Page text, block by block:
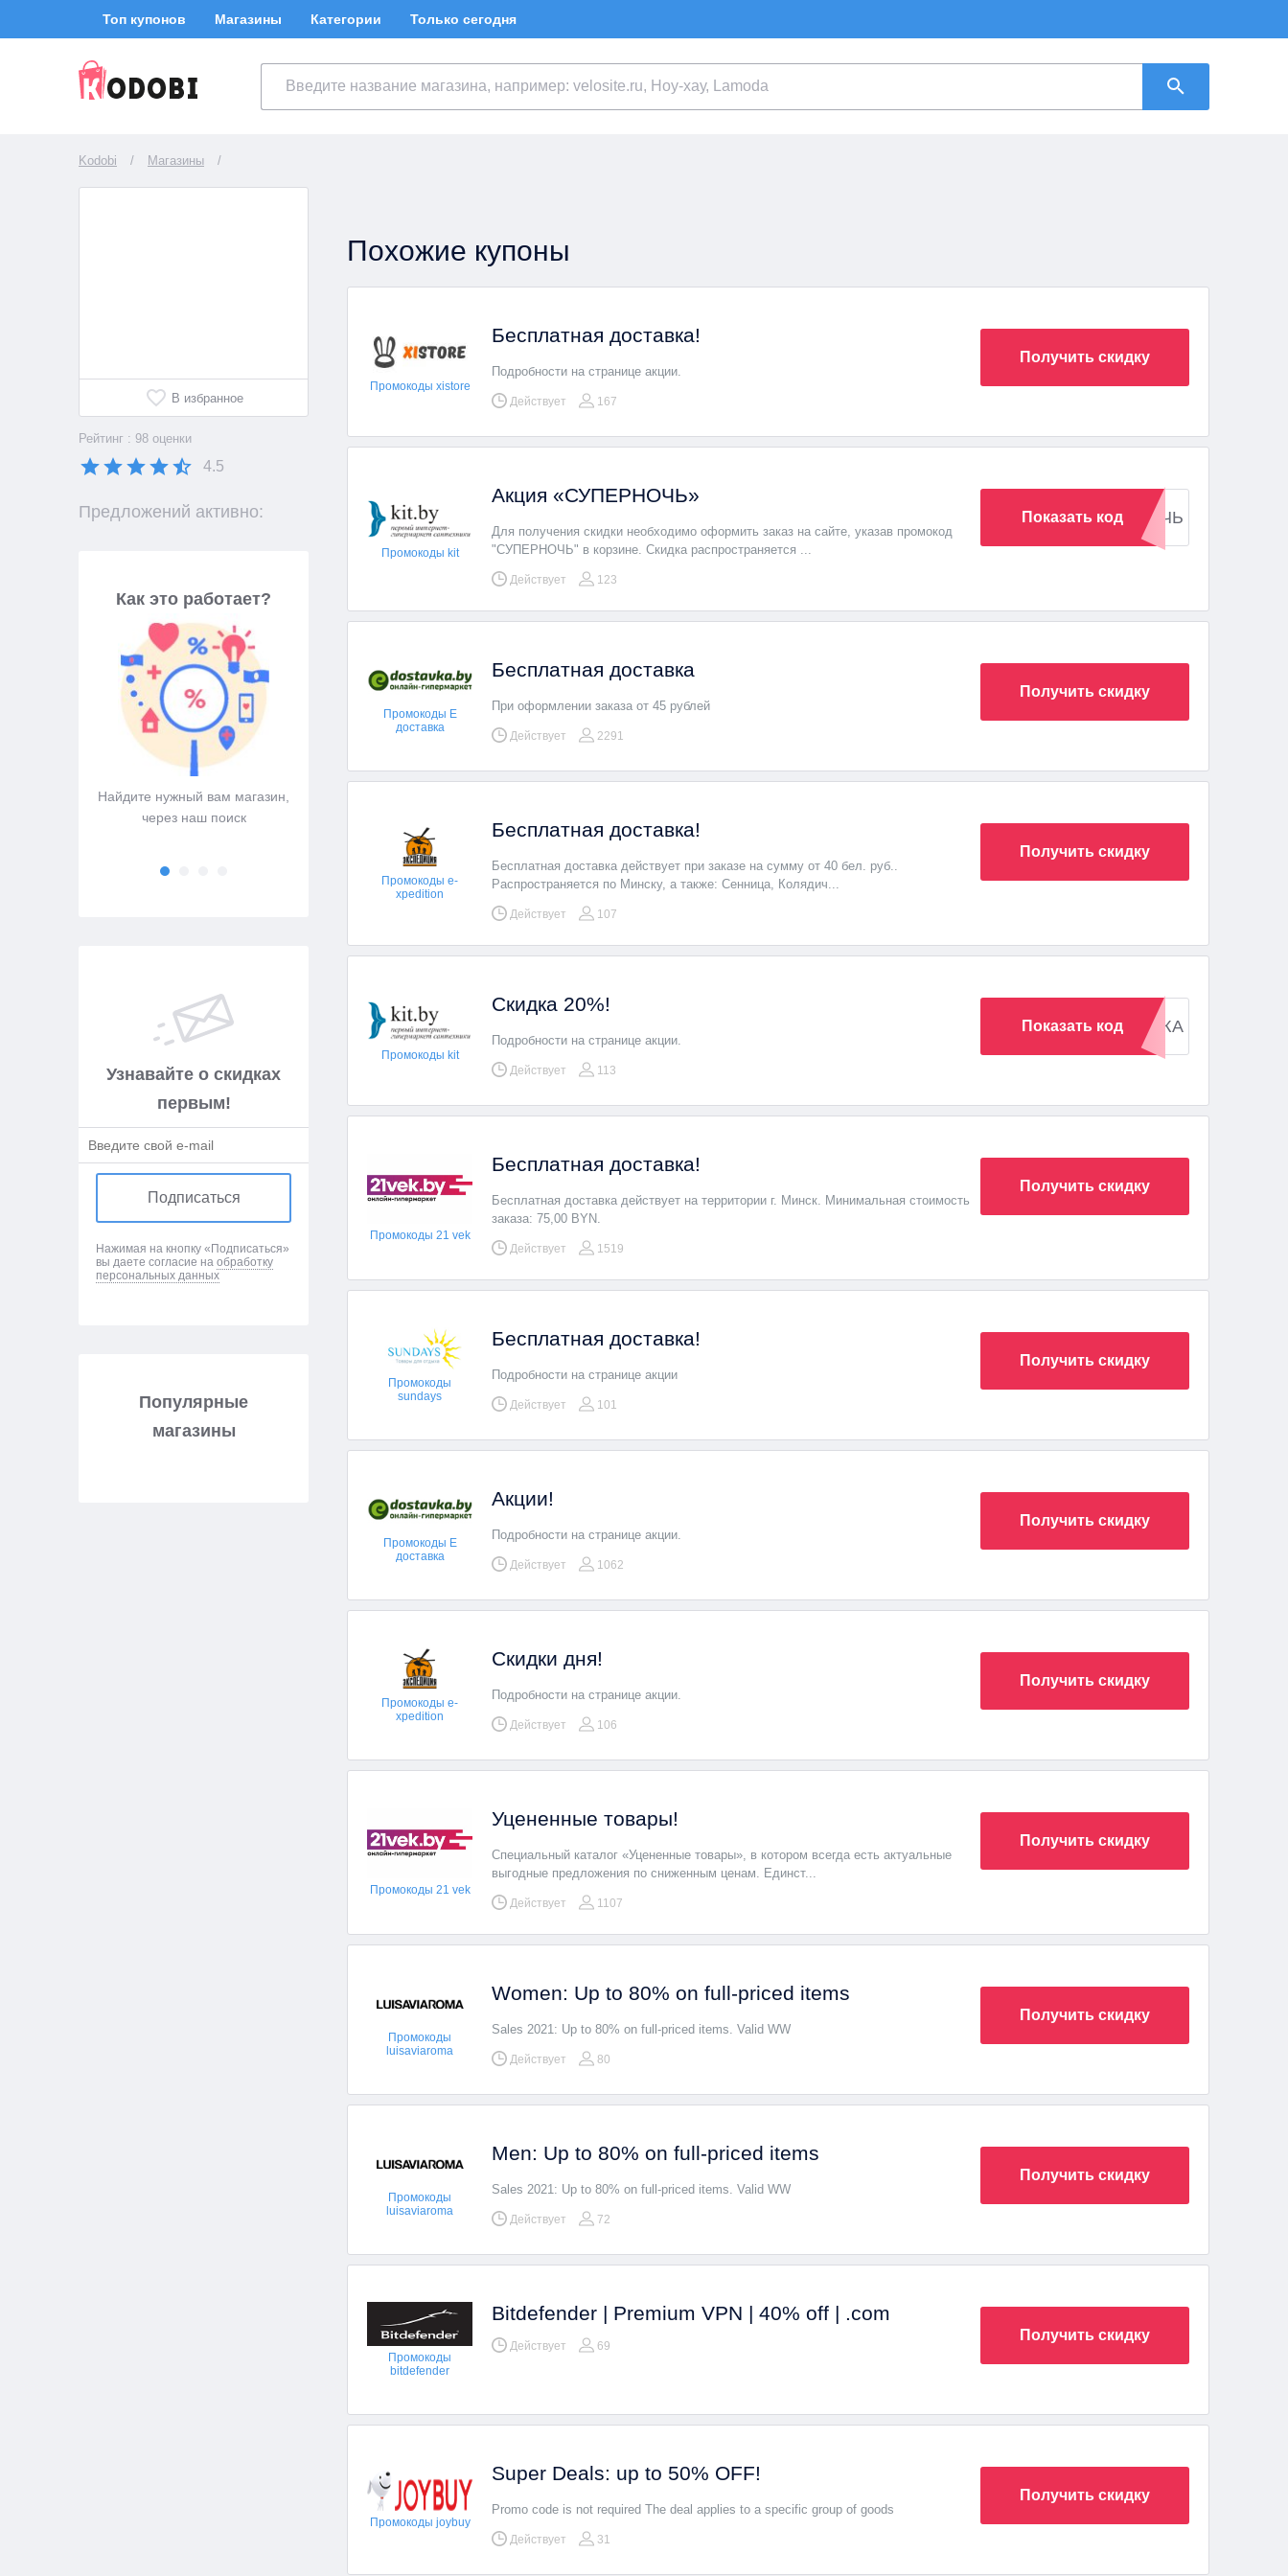
Топ купонов Магазины Категории Только сегодня
Kodobi / Магазины /
В избранное
Рейтинг : 98 оценки
4.5
Предложений активно:
Как это работает?
Найдите нужный вам магазин,
через наш поиск
Узнавайте о скидках
первым!
Подписаться
Нажимая на кнопку «Подписаться»
вы даете согласие на обработку
персональных данных
Популярные
магазины
Похожие купоны
Промокоды xistore
Бесплатная доставка!
Подробности на странице акции.
Действует 167
Получить скидку
Промокоды kit
Акция «СУПЕРНОЧЬ»
Для получения скидки необходимо оформить заказ на сайте, указав промокод
"СУПЕРНОЧЬ" в корзине. Скидка распространяется ...
Действует 123
Показать кодСУПЕРНОЧЬ
Промокоды Е
доставка
Бесплатная доставка
При оформлении заказа от 45 рублей
Действует 2291
Получить скидку
Промокоды e-
xpedition
Бесплатная доставка!
Бесплатная доставка действует при заказе на сумму от 40 бел. руб..
Распространяется по Минску, а также: Сенница, Колядич...
Действует 107
Получить скидку
Промокоды kit
Скидка 20%!
Подробности на странице акции.
Действует 113
Показать код
РАСПРОДАЖА
Промокоды 21 vek
Бесплатная доставка!
Бесплатная доставка действует на территории г. Минск. Минимальная стоимость
заказа: 75,00 BYN.
Действует 1519
Получить скидку
Промокоды
sundays
Бесплатная доставка!
Подробности на странице акции
Действует 101
Получить скидку
Промокоды Е
доставка
Акции!
Подробности на странице акции.
Действует 1062
Получить скидку
Промокоды e-
xpedition
Скидки дня!
Подробности на странице акции.
Действует 106
Получить скидку
Промокоды 21 vek
Уцененные товары!
Специальный каталог «Уцененные товары», в котором всегда есть актуальные
выгодные предложения по сниженным ценам. Единст...
Действует 1107
Получить скидку
Промокоды
luisaviaroma
Women: Up to 80% on full-priced items
Sales 2021: Up to 80% on full-priced items. Valid WW
Действует 80
Получить скидку
Промокоды
luisaviaroma
Men: Up to 80% on full-priced items
Sales 2021: Up to 80% on full-priced items. Valid WW
Действует 72
Получить скидку
Промокоды
bitdefender
Bitdefender | Premium VPN | 40% off | .com
Действует 69
Получить скидку
Промокоды joybuy
Super Deals: up to 50% OFF!
Promo code is not required The deal applies to a specific group of goods
Действует 31
Получить скидку